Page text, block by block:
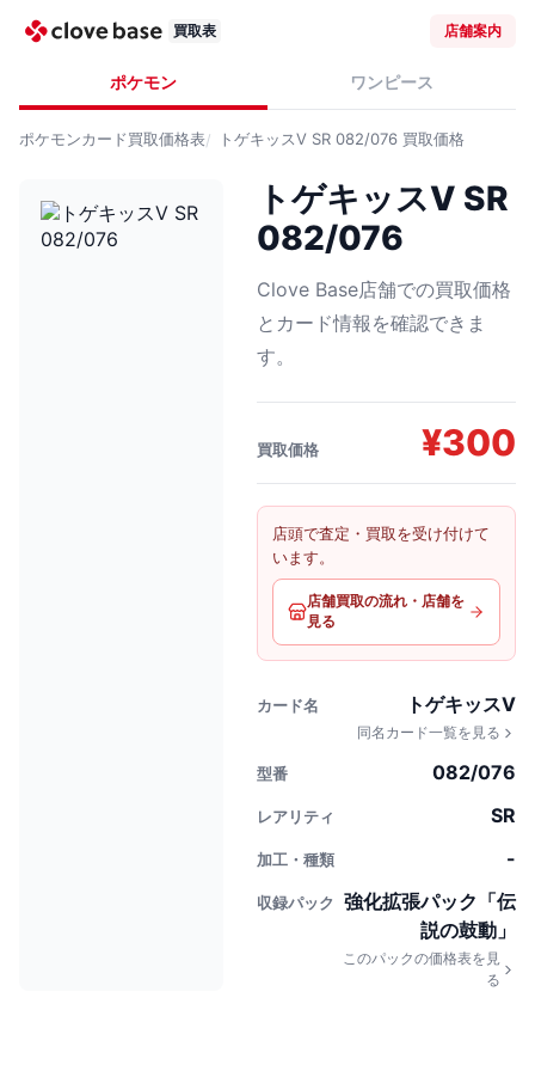
買取表 店舗案内
ポケモン ワンピース
ポケモンカード買取価格表 トゲキッスV SR 082/076 買取価格
トゲキッスV SR
082/076
Clove Base店舗での買取価格
とカード情報を確認できま
す。
買取価格 ¥300
店頭で査定・買取を受け付けて
います。
店舗買取の流れ・店舗を
見る
カード名 トゲキッスV
同名カード一覧を見る
型番 082/076
レアリティ SR
加工・種類 -
収録パック
強化拡張パック「伝
説の鼓動」
このパックの価格表を見
る